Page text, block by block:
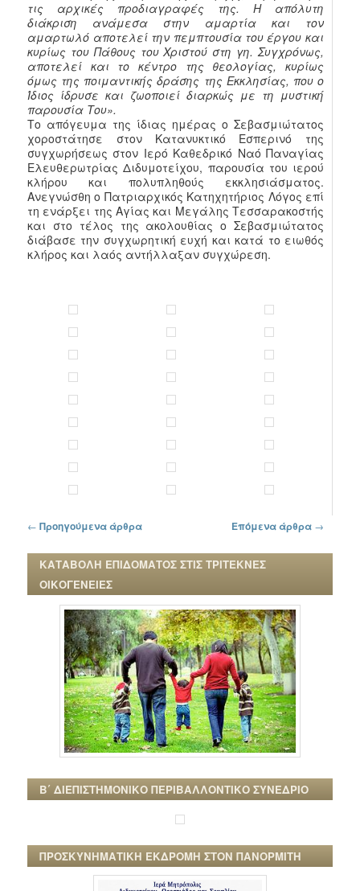
τις αρχικές προδιαγραφές της. Η απόλυτη
διάκριση ανάμεσα στην αμαρτία και τον
αμαρτωλό αποτελεί την πεμπτουσία του έργου και
κυρίως του Πάθους του Χριστού στη γη. Συγχρόνως,
αποτελεί και το κέντρο της θεολογίας, κυρίως
όμως της ποιμαντικής δράσης της Εκκλησίας, που ο
Ίδιος ίδρυσε και ζωοποιεί διαρκώς με τη μυστική
παρουσία Του».
Το απόγευμα της ίδιας ημέρας ο Σεβασμιώτατος
χοροστάτησε στον Κατανυκτικό Εσπερινό της
συγχωρήσεως στον Ιερό Καθεδρικό Ναό Παναγίας
Ελευθερωτρίας Διδυμοτείχου, παρουσία του ιερού
κλήρου και πολυπληθούς εκκλησιάσματος.
Ανεγνώσθη ο Πατριαρχικός Κατηχητήριος Λόγος επί
τη ενάρξει της Αγίας και Μεγάλης Τεσσαρακοστής
και στο τέλος της ακολουθίας ο Σεβασμιώτατος
διάβασε την συγχωρητική ευχή και κατά το ειωθός
κλήρος και λαός αντήλλαξαν συγχώρεση.
Πλοήγηση στα άρθρα
← Προηγούμενα άρθρα Επόμενα άρθρα →
ΚΑΤΑΒΟΛΗ ΕΠΙΔΟΜΑΤΟΣ ΣΤΙΣ ΤΡΙΤΕΚΝΕΣ
ΟΙΚΟΓΕΝΕΙΕΣ
Β΄ ΔΙΕΠΙΣΤΗΜΟΝΙΚΟ ΠΕΡΙΒΑΛΛΟΝΤΙΚΟ ΣΥΝΕΔΡΙΟ
ΠΡΟΣΚΥΝΗΜΑΤΙΚΗ ΕΚΔΡΟΜΗ ΣΤΟΝ ΠΑΝΟΡΜΙΤΗ